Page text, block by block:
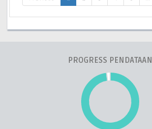
PROGRESS PENDATAAN